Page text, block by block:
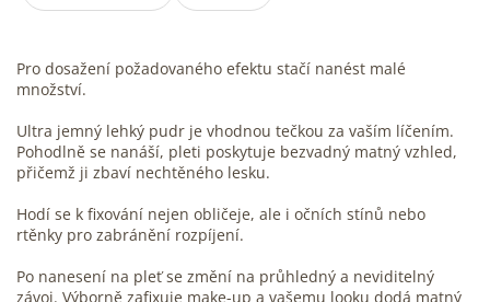
Pro dosažení požadovaného efektu stačí nanést malé
množství.
Ultra jemný lehký pudr je vhodnou tečkou za vaším líčením.
Pohodlně se nanáší, pleti poskytuje bezvadný matný vzhled,
přičemž ji zbaví nechtěného lesku.
Hodí se k fixování nejen obličeje, ale i očních stínů nebo
rtěnky pro zabránění rozpíjení.
Po nanesení na pleť se změní na průhledný a neviditelný
závoj. Výborně zafixuje make-up a vašemu looku dodá matný